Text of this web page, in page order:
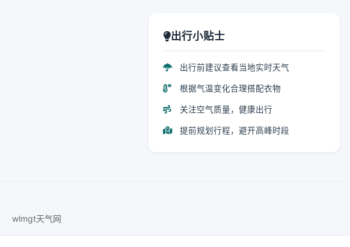
出行小贴士
出行前建议查看当地实时天气
根据气温变化合理搭配衣物
关注空气质量，健康出行
提前规划行程，避开高峰时段
wlmgt天气网